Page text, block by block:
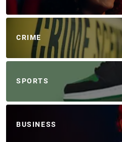
CRIME
SPORTS
BUSINESS